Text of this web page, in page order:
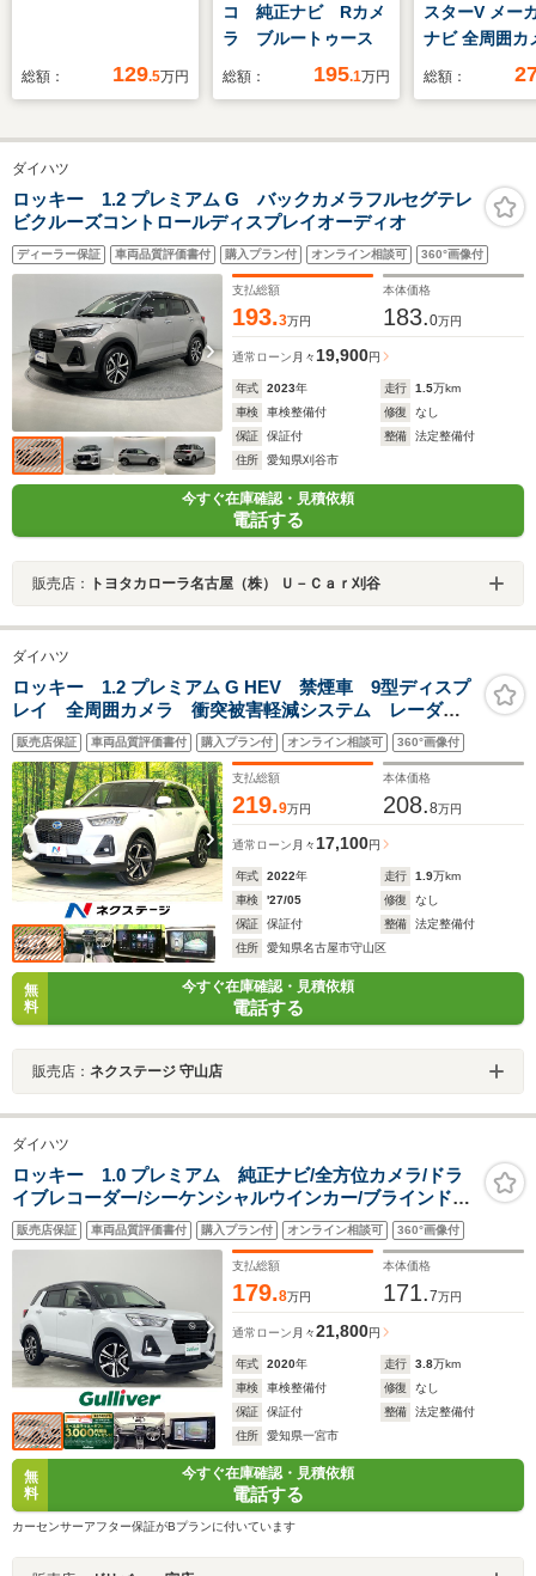
総額： 129.5万円
コ 純正ナビ Rカメ
ラ ブルートゥース
総額： 195.1万円
スターV メー
ナビ 全周囲カ
総額：
ダイハツ
ロッキー 1.2 プレミアム G バックカメラフルセグテレ
ビクルーズコントロールディスプレイオーディオ
ディーラー保証 車両品質評価書付 購入プラン付 オンライン相談可 360°画像付
支払総額
193.3万円
本体価格
183.0万円
通常ローン 月々 19,900円
年式 2023年 走行 1.5万km
車検
車検整備付 修復
なし
保証
保証付 整備
法定整備付
住所
愛知県刈谷市
今すぐ在庫確認・見積依頼
電話する
販売店： トヨタカローラ名古屋（株） Ｕ－Ｃａｒ刈谷
ダイハツ
ロッキー 1.2 プレミアム G HEV 禁煙車 9型ディスプ
レイ 全周囲カメラ 衝突被害軽減システム レーダー
クルーズ ハーフレザー シートヒーター ドラレコ
コーナーセンサー LEDヘッド ETC 純正17インチア
ルミ 車線逸脱警報
販売店保証 車両品質評価書付 購入プラン付 オンライン相談可 360°画像付
支払総額
219.9万円
本体価格
208.8万円
通常ローン 月々 17,100円
年式 2022年 走行 1.9万km
車検
'27/05 修復
なし
保証
保証付 整備
法定整備付
住所
愛知県名古屋市守山区
無
料
今すぐ在庫確認・見積依頼
電話する
販売店： ネクステージ 守山店
ダイハツ
ロッキー 1.0 プレミアム 純正ナビ/全方位カメラ/ドラ
イブレコーダー/シーケンシャルウインカー/ブラインドス
ポットモニター/衝突軽減ブレーキ/フルセグ
TV/Bluetooth/USB/純正フロアマット/レーンキープアシ
スト/オートマチックハイビーム
販売店保証 車両品質評価書付 購入プラン付 オンライン相談可 360°画像付
支払総額
179.8万円
本体価格
171.7万円
通常ローン 月々21,800円
年式 2020年 走行 3.8万km
車検
車検整備付 修復
なし
保証
保証付 整備
法定整備付
住所
愛知県一宮市
無
料
今すぐ在庫確認・見積依頼
電話する
カーセンサーアフター保証がBプランに付いています